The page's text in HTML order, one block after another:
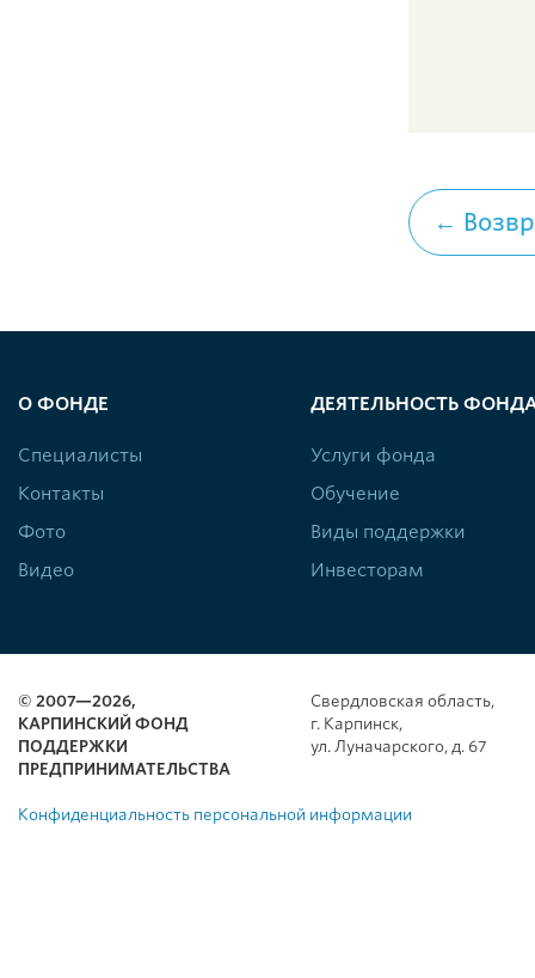
←
О ФОНДЕ
Специалисты
Контакты
Фото
Видео
ДЕЯТЕЛЬНОСТЬ
Услуги фонда
Обучение
Виды поддержки
Инвесторам
© 2007—2026,
КАРПИНСКИЙ ФОНД
ПОДДЕРЖКИ
ПРЕДПРИНИМАТЕЛЬСТВА
Свердловская область,
г. Карпинск,
ул. Луначарского, д. 67
Конфиденциальность персональной информации